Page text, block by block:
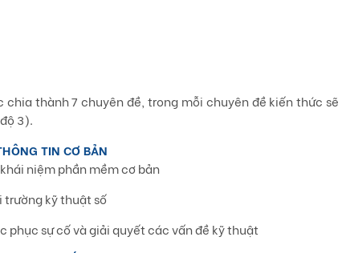
chia thành 7 chuyên đề, trong mỗi chuyên đề kiến thức
3).
TIN CƠ BẢN
niệm phần mềm cơ bản
trường kỹ thuật số
phục sự cố và giải quyết các vấn đề kỹ thuật